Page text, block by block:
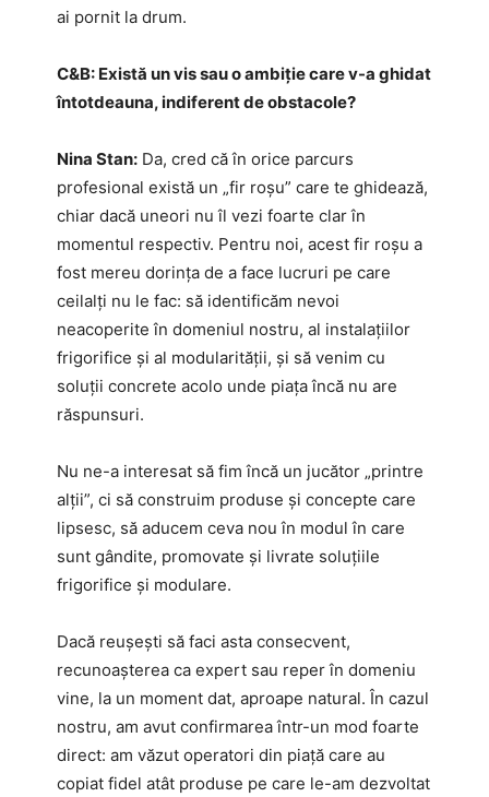
ai pornit la drum.
C&B: Există un vis sau o ambiție care v-a ghidat
întotdeauna, indiferent de obstacole?
Nina Stan: Da, cred că în orice parcurs
profesional există un „fir roșu” care te ghidează,
chiar dacă uneori nu îl vezi foarte clar în
momentul respectiv. Pentru noi, acest fir roșu a
fost mereu dorința de a face lucruri pe care
ceilalți nu le fac: să identificăm nevoi
neacoperite în domeniul nostru, al instalațiilor
frigorifice și al modularității, și să venim cu
soluții concrete acolo unde piața încă nu are
răspunsuri.
Nu ne-a interesat să fim încă un jucător „printre
alții”, ci să construim produse și concepte care
lipsesc, să aducem ceva nou în modul în care
sunt gândite, promovate și livrate soluțiile
frigorifice și modulare.
Dacă reușești să faci asta consecvent,
recunoașterea ca expert sau reper în domeniu
vine, la un moment dat, aproape natural. În cazul
nostru, am avut confirmarea într-un mod foarte
direct: am văzut operatori din piață care au
copiat fidel atât produse pe care le-am dezvoltat